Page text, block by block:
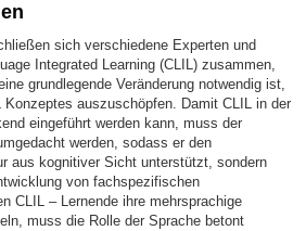
sich verschiedene Experten und
Integrated Learning (CLIL) zusammen,
grundlegende Veränderung notwendig ist,
auszuschöpfen. Damit CLIL in der
eingeführt werden kann, muss der
werden, sodass er den
aus kognitiver Sicht unterstützt, sondern
von fachspezifischen
CLIL – Lernende ihre mehrsprachige
muss die Rolle der Sprache betont